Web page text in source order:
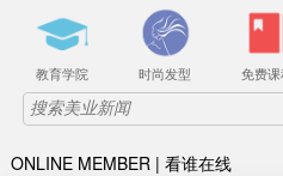
教育学院 时尚发型 免费课
ONLINE MEMBER | 看谁在线